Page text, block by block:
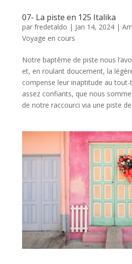
07- La piste en 125 Italika
par fredetaldo | Jan 14, 2024|
Voyage en cours
Notre baptême de piste nous
et, en roulant doucement, la
compense leur inaptitude au tout-
assez confiants, que nous
de notre raccourci via une piste